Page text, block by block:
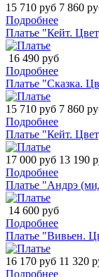
15 710 руб 7 860
Подробнее
Платье "Кейт.
16 490 руб
Подробнее
Платье "Сказка.
15 710 руб 7 860
Подробнее
Платье "Кейт.
17 000 руб 13 190
Подробнее
Платье "Андрэ
14 600 руб
Подробнее
Платье "Вивьен.
16 170 руб 11 320
Подробнее